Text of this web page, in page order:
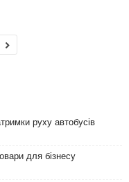
руху автобусів
для бізнесу